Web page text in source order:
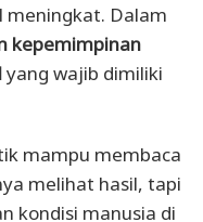
Dalam
kepemimpinan
yang wajib dimiliki
mampu membaca
melihat hasil, tapi
kondisi manusia di